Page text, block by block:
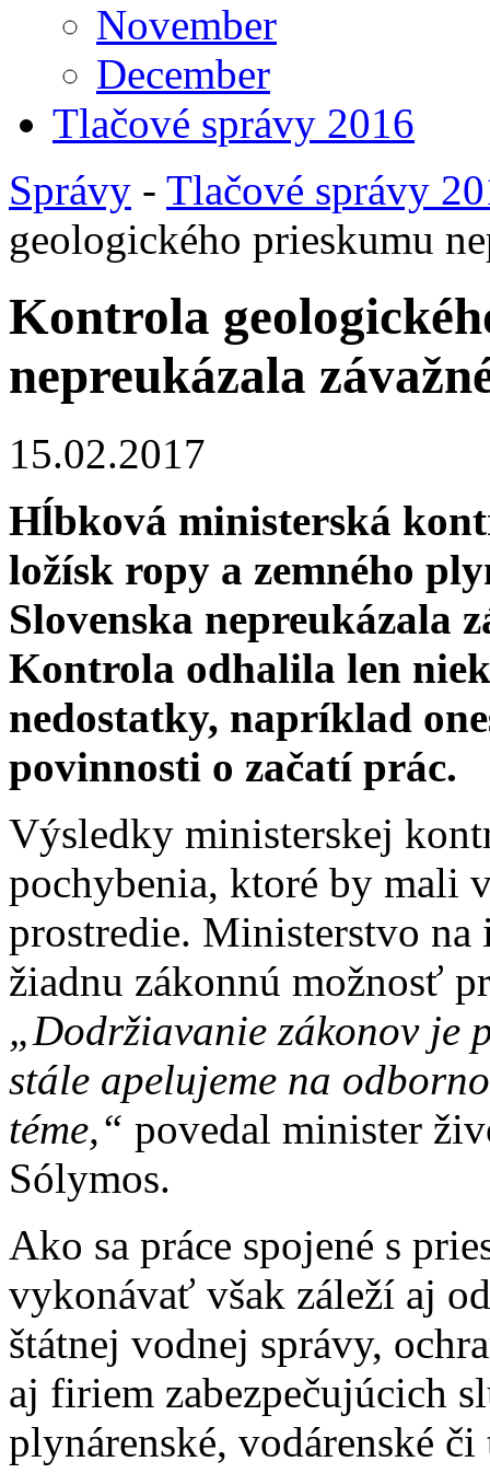
November
December
Tlačové správy 2016
Správy - Tlačové správy
geologického prieskumu
Kontrola
nepreukázala
15.02.2017
Hĺbková ministerská
ložísk ropy a zemného
Slovenska nepreukázala
Kontrola odhalila len
nedostatky, napríklad
povinnosti o začatí prác.
Výsledky ministerskej
pochybenia, ktoré by mali
prostredie. Ministerstvo na
žiadnu zákonnú možnosť
„Dodržiavanie zákonov je
stále apelujeme na
téme,“ povedal minister
Sólymos.
Ako sa práce spojené s
vykonávať však záleží aj
štátnej vodnej správy,
aj firiem zabezpečujúcich
plynárenské, vodárenské